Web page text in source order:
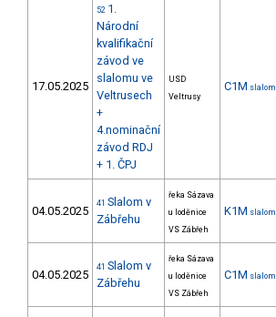
17.05.2025
52 1.
Národní
kvalifikační
závod ve
slalomu ve
Veltrusech
+
4.nominační
závod RDJ
+ 1. ČPJ
USD
Veltrusy
C1M slalom
04.05.2025
41 Slalom v
Zábřehu
řeka Sázava
u loděnice
VS Zábřeh
K1M slalom
04.05.2025
41 Slalom v
Zábřehu
řeka Sázava
u loděnice
VS Zábřeh
C1M slalom